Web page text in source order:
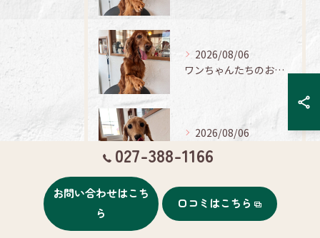
2026/08/06
ワンちゃんたちのお手入れ日記🐶✨
2026/08/06
027-388-1166
お問い合わせはこち
ら
口コミはこちら